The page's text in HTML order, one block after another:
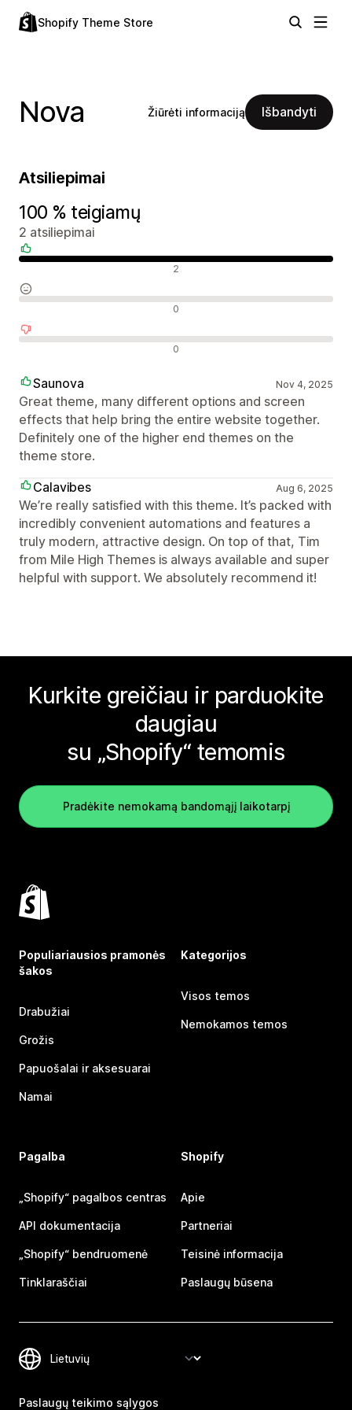
Shopify Theme Store
Nova Žiūrėti informaciją Išbandyti
Atsiliepimai
100 % teigiamų
2 atsiliepimai
2
0
0
Saunova Nov 4, 2025
Great theme, many different options and screen
effects that help bring the entire website together.
Definitely one of the higher end themes on the
theme store.
Calavibes
Aug 6, 2025
We’re really satisfied with this theme. It’s packed with
incredibly convenient automations and features a
truly modern, attractive design. On top of that, Tim
from Mile High Themes is always available and super
helpful with support. We absolutely recommend it!
Kurkite greičiau ir parduokite
daugiau
su „Shopify“ temomis
Pradėkite nemokamą bandomąjį laikotarpį
Populiariausios pramonės
šakos
Drabužiai
Grožis
Papuošalai ir aksesuarai
Namai
Kategorijos
Visos temos
Nemokamos temos
Pagalba
„Shopify“ pagalbos centras
API dokumentacija
„Shopify“ bendruomenė
Tinklaraščiai
Shopify
Apie
Partneriai
Teisinė informacija
Paslaugų būsena
Paslaugų teikimo sąlygos